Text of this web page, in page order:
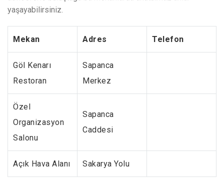
yaşayabilirsiniz.
Mekan Adres Telefon
Göl Kenarı
Restoran
Sapanca
Merkez
Özel
Organizasyon
Salonu
Sapanca
Caddesi
Açık Hava Alanı Sakarya Yolu